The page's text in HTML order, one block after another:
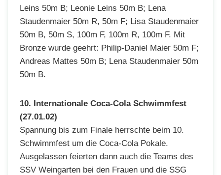
Leins 50m B; Leonie Leins 50m B; Lena
Staudenmaier 50m R, 50m F; Lisa Staudenmaier
50m B, 50m S, 100m F, 100m R, 100m F. Mit
Bronze wurde geehrt: Philip-Daniel Maier 50m F;
Andreas Mattes 50m B; Lena Staudenmaier 50m
50m B.
10. Internationale Coca-Cola Schwimmfest
(27.01.02)
Spannung bis zum Finale herrschte beim 10.
Schwimmfest um die Coca-Cola Pokale.
Ausgelassen feierten dann auch die Teams des
SSV Weingarten bei den Frauen und die SSG